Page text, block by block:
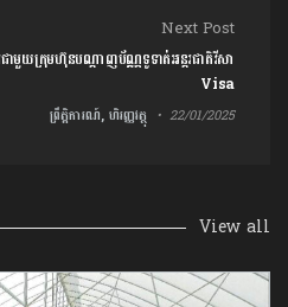
Next Post
ាមួយក្រុមហ៊ុនបណ្ដាញប័ណ្ណទូទាត់អន្តរជាតិវីសា
Visa
ព្រឹត្តិការណ៍, ហិរញ្ញវត្ថុ 22/01/2025
View all